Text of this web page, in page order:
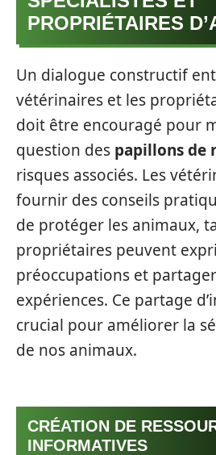
PROPRIÉTAIRES
Un dialogue constructif
vétérinaires et les
doit être encouragé pour
question des papillons de
risques associés. Les
fournir des conseils
de protéger les animaux,
propriétaires peuvent
préoccupations et
expériences. Ce partage
crucial pour améliorer la
de nos animaux.
CRÉATION DE
INFORMATIVES